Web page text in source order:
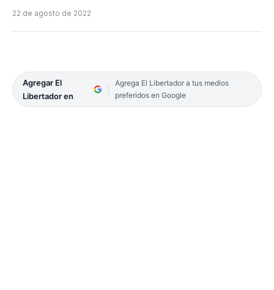
22 de agosto de 2022
Agregar El
Libertador en
Agrega El Libertador a tus medios
preferidos en Google